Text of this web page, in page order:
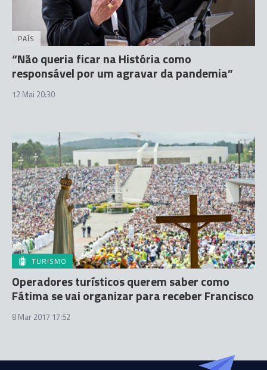
PAÍS
“Não queria ficar na História como
responsável por um agravar da pandemia”
12 Mai 20:30
TURISMO
Operadores turísticos querem saber como
Fátima se vai organizar para receber Francisco
8 Mar 2017 17:52